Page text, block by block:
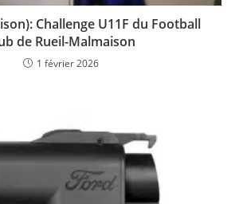
Challenge U11F du Football
de Rueil-Malmaison
1 février 2026